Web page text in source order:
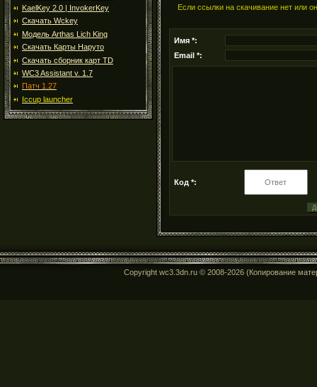
KaelKey 2.0 | InvokerKey
Скачать Wckey
Модель Arthas Lich King
Скачать Карты Наруто
Скачать сборник карт TD
WC3 Assistant v. 1.7
Патч 1.27
Iccup launcher
Если ссылки на скачивание нет или
Имя *:
Email *:
Код *:
Copyright wc3.3dn.ru © 2008-2026 (Копирование